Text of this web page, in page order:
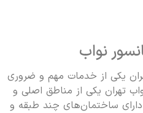
های آسانسور چقدر
نواب
یکی از خدمات مهم و ضروری
تهران یکی از مناطق اصلی و
ساختمان‌های چند طبقه و